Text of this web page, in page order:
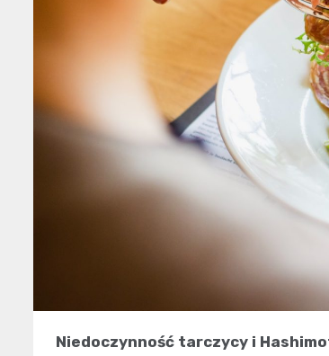
Niedoczynność tarczycy i